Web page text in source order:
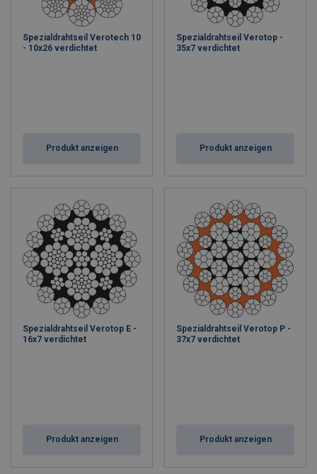
Spezialdrahtseil Verotech 10
- 10x26 verdichtet
Produkt anzeigen
Spezialdrahtseil Verotop -
35x7 verdichtet
Produkt anzeigen
Spezialdrahtseil Verotop E -
16x7 verdichtet
Produkt anzeigen
Spezialdrahtseil Verotop P -
37x7 verdichtet
Produkt anzeigen